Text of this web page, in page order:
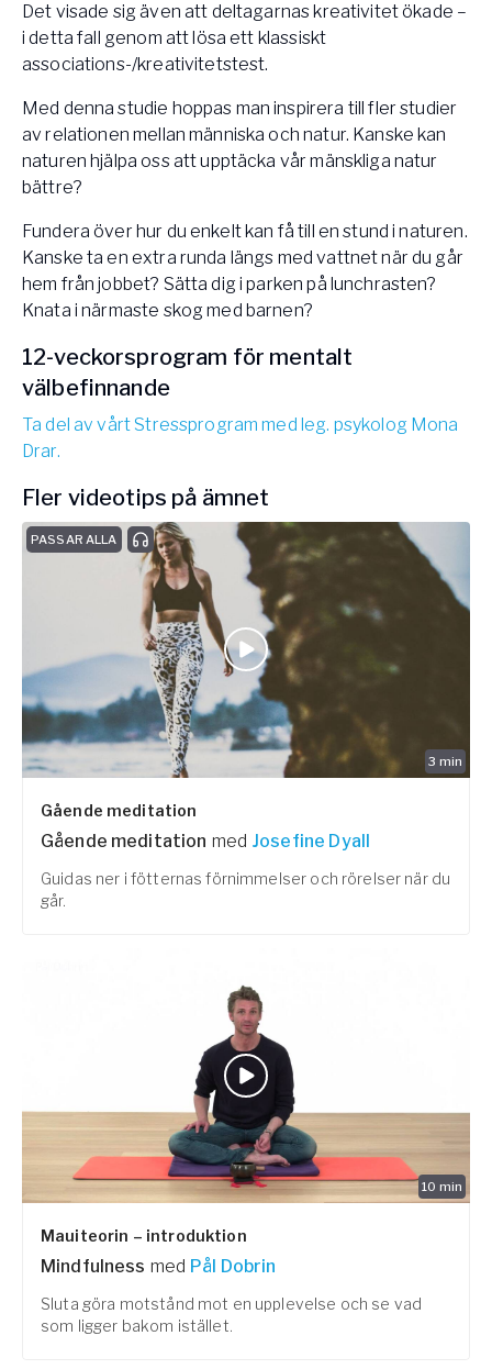
Det visade sig även att deltagarnas kreativitet ökade –
i detta fall genom att lösa ett klassiskt
associations-/kreativitetstest.
Med denna studie hoppas man inspirera till fler studier
av relationen mellan människa och natur. Kanske kan
naturen hjälpa oss att upptäcka vår mänskliga natur
bättre?
Fundera över hur du enkelt kan få till en stund i naturen.
Kanske ta en extra runda längs med vattnet när du går
hem från jobbet? Sätta dig i parken på lunchrasten?
Knata i närmaste skog med barnen?
12-veckorsprogram för mentalt
välbefinnande
Ta del av vårt Stressprogram med leg. psykolog Mona
Drar.
Fler videotips på ämnet
3 min
PASSAR ALLA
Gående meditation
Gående meditation med Josefine Dyall
Guidas ner i fötternas förnimmelser och rörelser när du
går.
10 min
Mauiteorin – introduktion
Mindfulness med Pål Dobrin
Sluta göra motstånd mot en upplevelse och se vad
som ligger bakom istället.